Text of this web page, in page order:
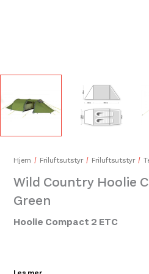
Y&Y Elastic Band 15 kg Green
Hjem Friluftsutstyr Friluftsutstyr
Wild Country Hoolie
Green
Hoolie Compact 2 ETC